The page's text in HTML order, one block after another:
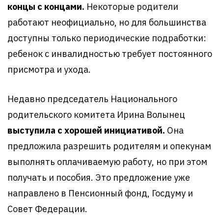
концы с концами. Некоторые родители
работают неофициально, но для большинства
доступны только периодические подработки:
ребенок с инвалидностью требует постоянного
присмотра и ухода.
Недавно председатель Национального
родительского комитета Ирина Волынец
выступила с хорошей инициативой. Она
предложила разрешить родителям и опекунам
выполнять оплачиваемую работу, но при этом
получать и пособия. Это предложение уже
направлено в Пенсионный фонд, Госдуму и
Совет Федерации.